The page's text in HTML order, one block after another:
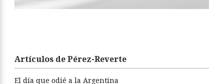
Artículos de Pérez-Reverte
El día que odié a la Argentina